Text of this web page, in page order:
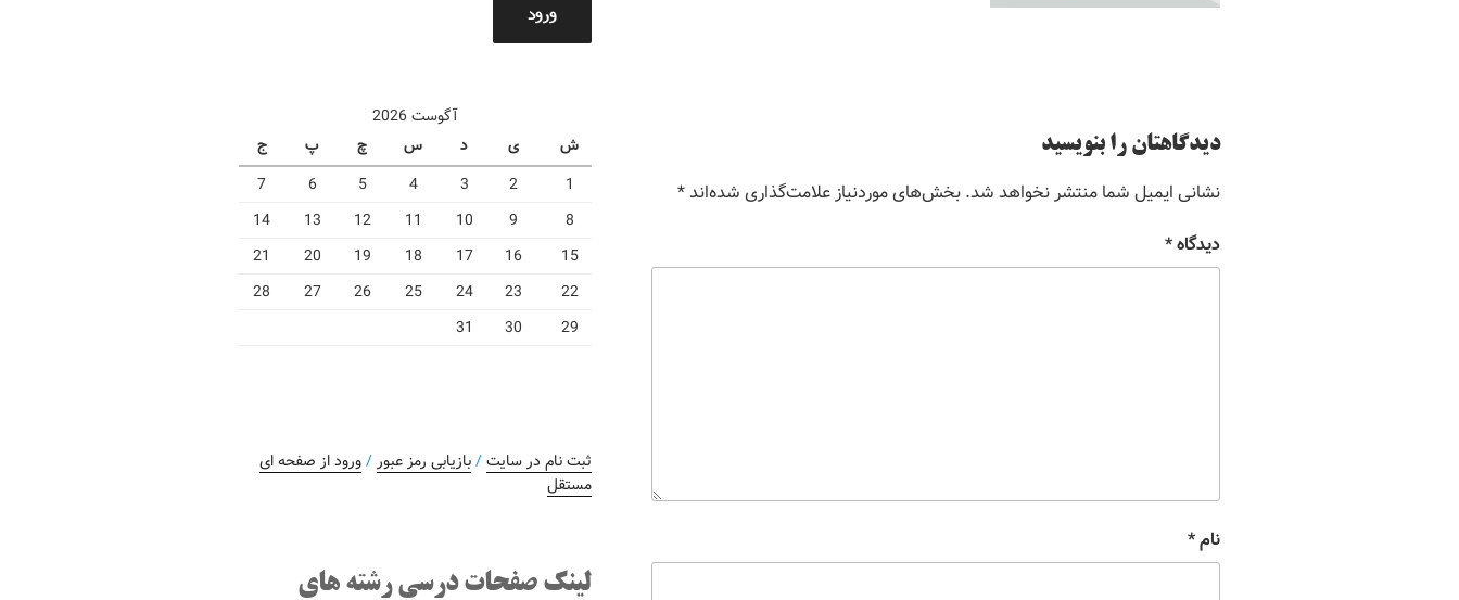
دیدگاهتان را بنویسید
نشانی ایمیل شما منتشر نخواهد شد. بخش‌های موردنیاز علامت‌گذاری شده‌اند*
دیدگاه*
نام*
ورود
آگوست 2026
ش
ی د س چ پ
ج
1
2
3
4
5
6
7
8
9
10
11
12
13
14
15
16
17
18
19
20
21
22
23
24
25
26
27
28
29
30
31
ثبت نام در سایت/بازیابی رمز عبور /ورود از صفحه ای
مستقل
لینک صفحات درسی رشته های